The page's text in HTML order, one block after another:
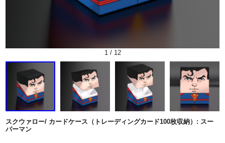
1 / 12
スクウァロー/ カードケース（トレーディングカード100枚収納）: スー
パーマン